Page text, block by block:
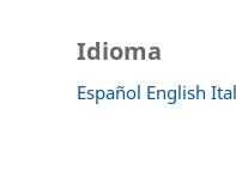
Idioma
Español English